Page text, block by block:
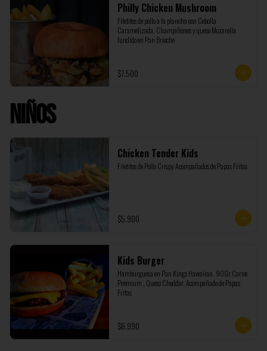
Philly Chicken Mushroom
Filetitos de pollo a la plancha con Cebolla
Caramelizada, Champiñones y queso Mozarella
fundido en Pan Brioche
$7.500
Niños
Chicken Tender Kids
Filetitos de Pollo Crispy Acompañados de Papas Fritas
$5.900
Kids Burger
Hamburguesa en Pan Kings Hawaiian, 90Gr Carne
Premium , Queso Cheddar, Acompañado de Papas
Fritas
$6.990